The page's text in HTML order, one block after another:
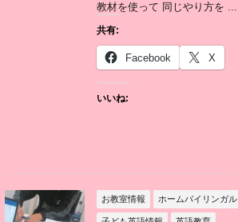
教材を使って 同じやり方を ...
共有:
Facebook X
いいね:
お教室情報 ホームバイリンガル